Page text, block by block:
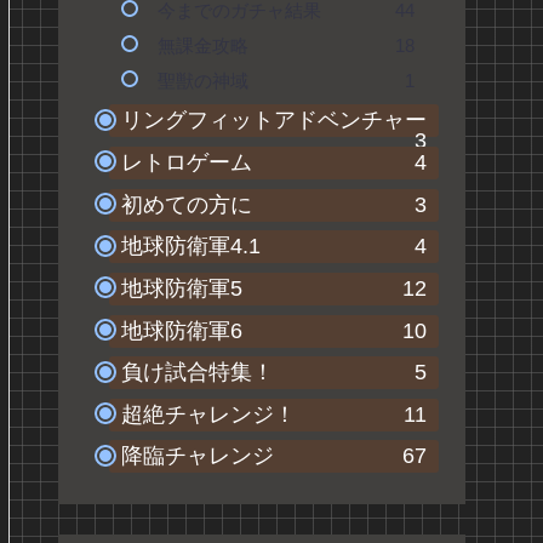
リングフィットアドベンチャー
3
レトロゲーム
4
初めての方に
3
地球防衛軍4.1
4
地球防衛軍5
12
地球防衛軍6
10
負け試合特集！
5
超絶チャレンジ！
11
降臨チャレンジ
67